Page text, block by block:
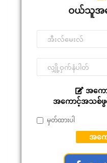
ဝယ်သူအက
အကော
အကောင့်အသစ်ဖွ
မှတ်ထားပါ
အက